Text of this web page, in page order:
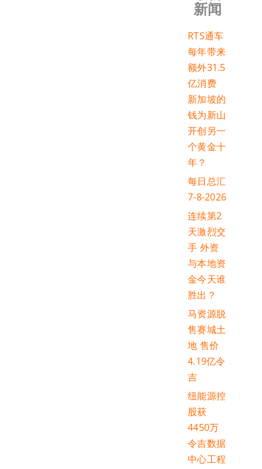
新闻
RTS通车
每年带来
额外31.5
亿消费
新加坡的
钱为新山
开创另一
个黄金十
年？
每日总汇
7-8-2026
连续第2
天激烈交
手 外资
与本地资
金今天谁
胜出？
马资源脱
售赛城土
地 售价
4.19亿令
吉
纽能源控
股获
4450万
令吉数据
中心工程